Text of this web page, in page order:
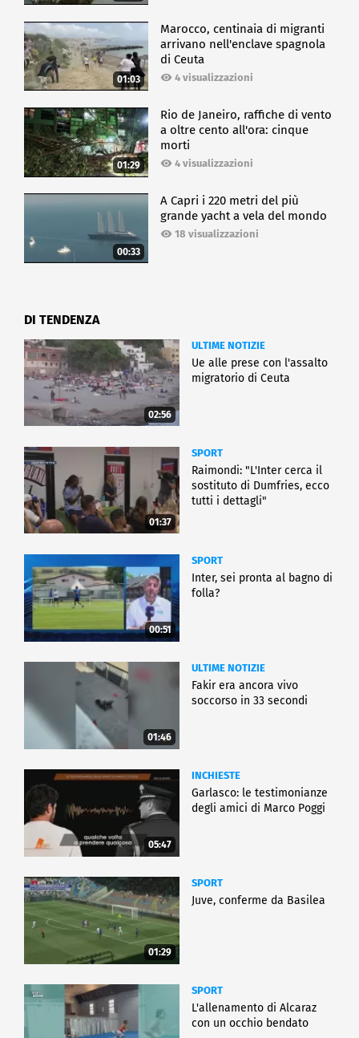
01:03
Marocco, centinaia di migranti
arrivano nell'enclave spagnola
di Ceuta
4 visualizzazioni
01:29
Rio de Janeiro, raffiche di vento
a oltre cento all'ora: cinque
morti
4 visualizzazioni
00:33
A Capri i 220 metri del più
grande yacht a vela del mondo
18 visualizzazioni
DI TENDENZA
02:56
ULTIME NOTIZIE
Ue alle prese con l'assalto
migratorio di Ceuta
01:37
SPORT
Raimondi: "L'Inter cerca il
sostituto di Dumfries, ecco
tutti i dettagli"
00:51
SPORT
Inter, sei pronta al bagno di
folla?
01:46
ULTIME NOTIZIE
Fakir era ancora vivo
soccorso in 33 secondi
05:47
INCHIESTE
Garlasco: le testimonianze
degli amici di Marco Poggi
01:29
SPORT
Juve, conferme da Basilea
SPORT
L'allenamento di Alcaraz
con un occhio bendato